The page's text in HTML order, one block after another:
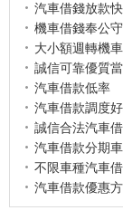
汽車借錢放款
機車借錢奉公
大小額週轉機
誠信可靠優質
汽車借款低率
汽車借款調度
誠信合法汽車
汽車借款分期
不限車種汽車
汽車借款優惠